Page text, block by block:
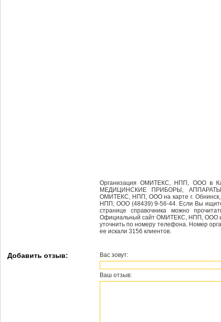
Организация ОМИТЕКС, НПП, ООО в
МЕДИЦИНСКИЕ ПРИБОРЫ,
ОМИТЕКС, НПП, ООО на карте г.
НПП, ООО (48439) 9-56-44. Если Вы
странице справочника можно
Официальный сайт ОМИТЕКС, НПП, ООО и
уточнить по номеру телефона. Номер
ее искали 3156 клиентов.
Добавить отзыв: Вас зовут:
Ваш отзыв: